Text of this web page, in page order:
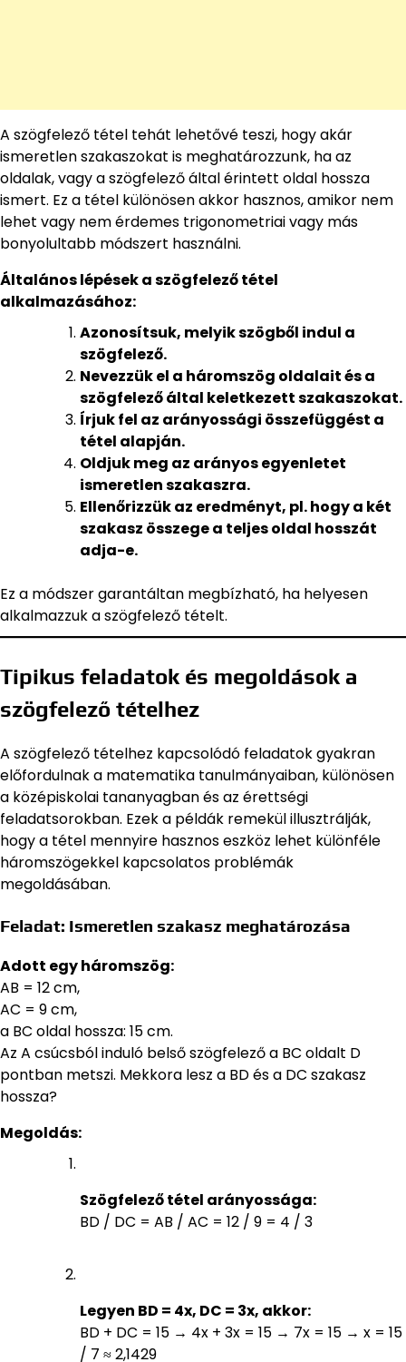
A szögfelező tétel tehát lehetővé teszi, hogy akár
ismeretlen szakaszokat is meghatározzunk, ha az
oldalak, vagy a szögfelező által érintett oldal hossza
ismert. Ez a tétel különösen akkor hasznos, amikor nem
lehet vagy nem érdemes trigonometriai vagy más
bonyolultabb módszert használni.
Általános lépések a szögfelező tétel
alkalmazásához:
Azonosítsuk, melyik szögből indul a
szögfelező.
Nevezzük el a háromszög oldalait és a
szögfelező által keletkezett szakaszokat.
Írjuk fel az arányossági összefüggést a
tétel alapján.
Oldjuk meg az arányos egyenletet
ismeretlen szakaszra.
Ellenőrizzük az eredményt, pl. hogy a két
szakasz összege a teljes oldal hosszát
adja-e.
Ez a módszer garantáltan megbízható, ha helyesen
alkalmazzuk a szögfelező tételt.
Tipikus feladatok és megoldások a
szögfelező tételhez
A szögfelező tételhez kapcsolódó feladatok gyakran
előfordulnak a matematika tanulmányaiban, különösen
a középiskolai tananyagban és az érettségi
feladatsorokban. Ezek a példák remekül illusztrálják,
hogy a tétel mennyire hasznos eszköz lehet különféle
háromszögekkel kapcsolatos problémák
megoldásában.
Feladat: Ismeretlen szakasz meghatározása
Adott egy háromszög:
AB = 12 cm,
AC = 9 cm,
a BC oldal hossza: 15 cm.
Az A csúcsból induló belső szögfelező a BC oldalt D
pontban metszi. Mekkora lesz a BD és a DC szakasz
hossza?
Megoldás:
Szögfelező tétel arányossága:
BD / DC = AB / AC = 12 / 9 = 4 / 3
Legyen BD = 4x, DC = 3x, akkor:
BD + DC = 15 → 4x + 3x = 15 → 7x = 15 → x = 15
/ 7 ≈ 2,1429